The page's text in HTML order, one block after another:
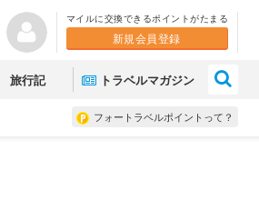
マイルに交換できるポイントがたまる
新規会員登録
旅行記 トラベルマガジン
フォートラベルポイントって？